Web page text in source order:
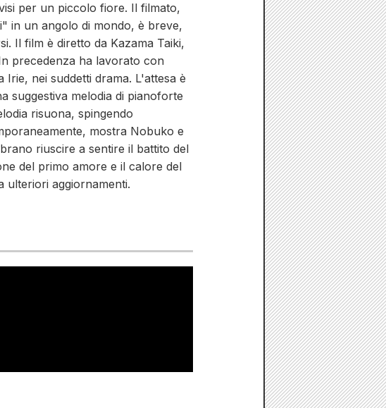
per un piccolo fiore. Il filmato,
in un angolo di mondo, è breve,
Il film è diretto da Kazama Taiki,
precedenza ha lavorato con
nei suddetti drama. L'attesa è
suggestiva melodia di pianoforte
risuona, spingendo
mostra Nobuko e
riuscire a sentire il battito del
del primo amore e il calore del
ulteriori aggiornamenti.